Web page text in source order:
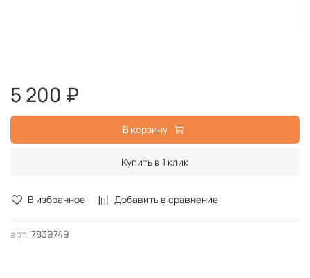
В избранное Добавить в сравнение
арт. 7839749
5 200 ₽
В корзину
Купить в 1 клик